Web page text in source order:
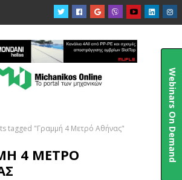

tagged "Γραμμή 4 Μετρό Αθήνας"
4 ΜΕΤΡΌ
Webinars On Demand